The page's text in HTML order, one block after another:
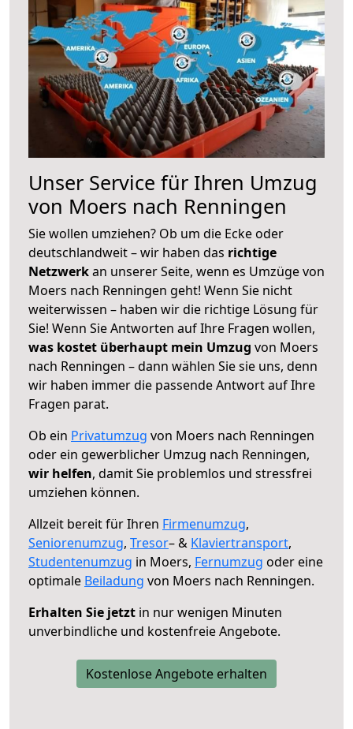
Unser Service für Ihren Umzug
von Moers nach Renningen
Sie wollen umziehen? Ob um die Ecke oder
deutschlandweit – wir haben das richtige
Netzwerkan unserer Seite, wenn es Umzüge von
Moers nach Renningen geht! Wenn Sie nicht
weiterwissen – haben wir die richtige Lösung für
Sie! Wenn Sie Antworten auf Ihre Fragen wollen,
was kostet überhaupt mein Umzug von Moers
nach Renningen – dann wählen Sie sie uns, denn
wir haben immer die passende Antwort auf Ihre
Fragen parat.
Ob ein Privatumzug von Moers nach Renningen
oder ein gewerblicher Umzug nach Renningen,
wir helfen, damit Sie problemlos und stressfrei
umziehen können.
Allzeit bereit für Ihren Firmenumzug,
Seniorenumzug, Tresor– & Klaviertransport,
Studentenumzug in Moers, Fernumzug oder eine
optimale Beiladung von Moers nach Renningen.
Erhalten Sie jetzt in nur wenigen Minuten
unverbindliche und kostenfreie Angebote.
Kostenlose Angebote erhalten